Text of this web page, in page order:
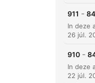
911 -
26 júl.
910 -
22 júl.